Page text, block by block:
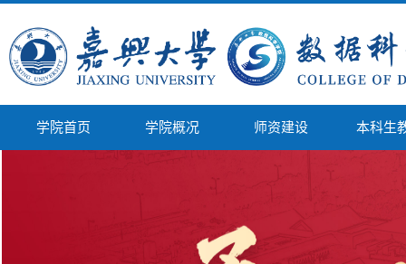
学院首页 学院概况 师资建设 本科生